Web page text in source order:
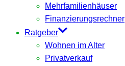
Mehrfamilienhäuser
Finanzierungsrechner
Ratgeber
Wohnen im Alter
Privatverkauf